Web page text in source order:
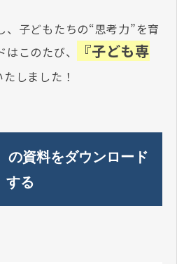
、子どもたちの“思考力”を育
このたび、
『子ども専
しました！
の資料をダウンロード
する